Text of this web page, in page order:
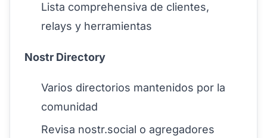
Lista comprehensiva de clientes,
relays y herramientas
Nostr Directory
Varios directorios mantenidos por la
comunidad
Revisa nostr.social o agregadores